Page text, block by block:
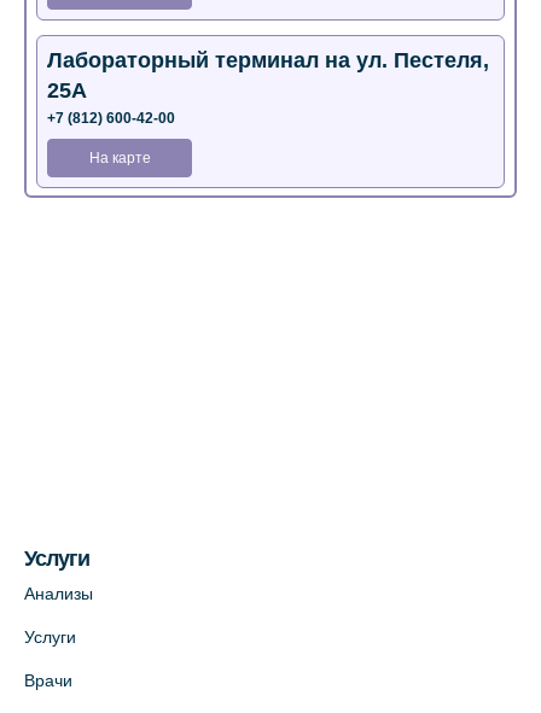
Лабораторный терминал на ул. Пестеля,
25А
+7 (812) 600-42-00
На карте
Медицинский центр на пр. Просвещения,
12к2 (официальный партнер)
Услуги
Анализы
Услуги
Врачи